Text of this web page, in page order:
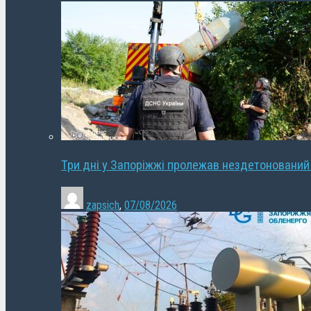
Три дні у Запоріжжі пролежав
zapsich, 07/08/2026